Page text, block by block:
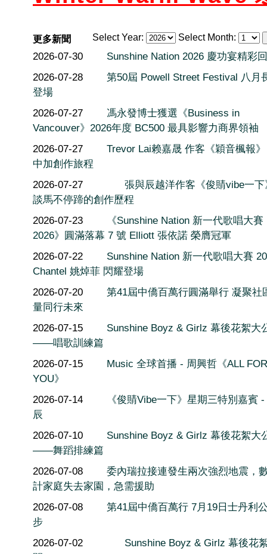
Select Year: Select Month:
更多新聞
2026-07-30
Sunshine Nation 2026 慶功宴精彩
2026-07-28
第50屆 Powell Street Festival 八月
登場
2026-07-27
馮永發博士獲選《Business in
Vancouver》2026年度 BC500 最具影響力商界領袖
2026-07-27
Trevor Lai赖嘉晟 作客《穎音楓報
中加創作旅程
2026-07-27
張與辰越洋作客《俊䝼vibe一下
談馬不停蹄的創作歷程
2026-07-23
《Sunshine Nation 新一代歌唱大賽
2026》圓滿落幕 7 號 Elliott 張依諾 榮膺冠軍
2026-07-22
Sunshine Nation 新一代歌唱大賽
Chantel 姚焯菲 閃耀登場
2026-07-20
第41屆中僑百萬行圓滿舉行 凝聚社
量同行未來
2026-07-15
Sunshine Boyz & Girlz 幕後花絮大
——唱歌訓練篇
2026-07-15
Music 全球首播 - 周興哲《ALL FOR
YOU》
2026-07-14
《俊䝼Vibe一下》星期三特別嘉賓
辰
2026-07-10
Sunshine Boyz & Girlz 幕後花絮大
——舞蹈排練篇
2026-07-08
委內瑞拉接連發生兩次強烈地震，
計家庭失去家園，急需援助
2026-07-08
第41屆中僑百萬行 7月19日士丹利
步
2026-07-02
Sunshine Boyz & Girlz 幕後花